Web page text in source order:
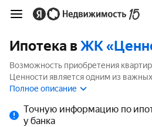
Ипотека вЖК
Возможность приобретения
Ценности является одним из
квартиры. На странице мы собрали
Полное описание
Точную информацию по
у банка